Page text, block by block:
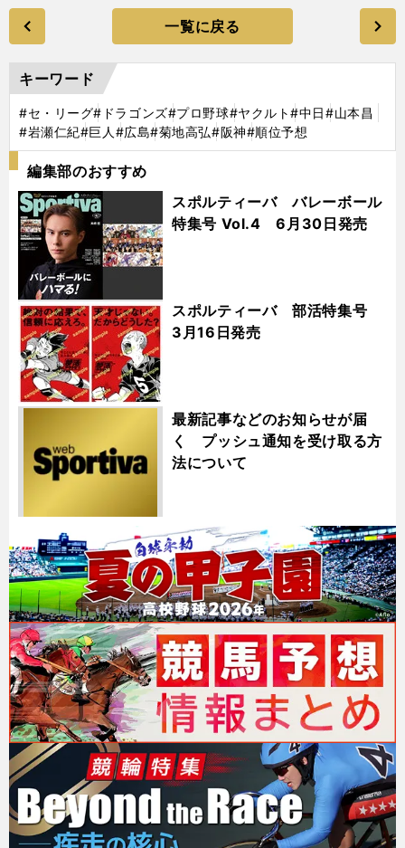
一覧に戻る
キーワード
#セ・リーグ#ドラゴンズ#プロ野球#ヤクルト#中日#山本昌
#岩瀬仁紀#巨人 #広島#菊地高弘#阪神#順位予想
編集部のおすすめ
スポルティーバ バレーボール
特集号 Vol.4 6月30日発売
スポルティーバ 部活特集号
3月16日発売
最新記事などのお知らせが届
く プッシュ通知を受け取る方
法について